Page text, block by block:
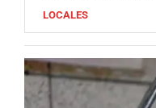
LOCALES